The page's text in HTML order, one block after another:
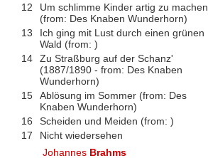
12
Um schlimme Kinder artig zu machen
(from: Des Knaben Wunderhorn)
13
Ich ging mit Lust durch einen grünen
Wald (from: )
14
Zu Straßburg auf der Schanz'
(1887/1890 - from: Des Knaben
Wunderhorn)
15
Ablösung im Sommer (from: Des
Knaben Wunderhorn)
16 Scheiden und Meiden (from: )
17
Nicht wiedersehen
Johannes Brahms